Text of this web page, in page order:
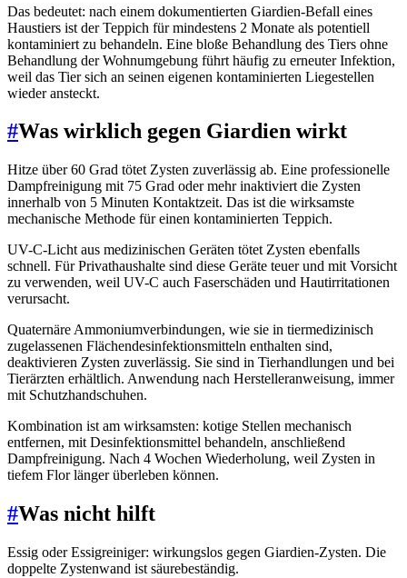
Das bedeutet: nach einem dokumentierten Giardien-Befall eines
Haustiers ist der Teppich für mindestens 2 Monate als potentiell
kontaminiert zu behandeln. Eine bloße Behandlung des Tiers ohne
Behandlung der Wohnumgebung führt häufig zu erneuter Infektion,
weil das Tier sich an seinen eigenen kontaminierten Liegestellen
wieder ansteckt.
#Was wirklich gegen Giardien wirkt
Hitze über 60 Grad tötet Zysten zuverlässig ab. Eine professionelle
Dampfreinigung mit 75 Grad oder mehr inaktiviert die Zysten
innerhalb von 5 Minuten Kontaktzeit. Das ist die wirksamste
mechanische Methode für einen kontaminierten Teppich.
UV-C-Licht aus medizinischen Geräten tötet Zysten ebenfalls
schnell. Für Privathaushalte sind diese Geräte teuer und mit Vorsicht
zu verwenden, weil UV-C auch Faserschäden und Hautirritationen
verursacht.
Quaternäre Ammoniumverbindungen, wie sie in tiermedizinisch
zugelassenen Flächendesinfektionsmitteln enthalten sind,
deaktivieren Zysten zuverlässig. Sie sind in Tierhandlungen und bei
Tierärzten erhältlich. Anwendung nach Herstelleranweisung, immer
mit Schutzhandschuhen.
Kombination ist am wirksamsten: kotige Stellen mechanisch
entfernen, mit Desinfektionsmittel behandeln, anschließend
Dampfreinigung. Nach 4 Wochen Wiederholung, weil Zysten in
tiefem Flor länger überleben können.
#Was nicht hilft
Essig oder Essigreiniger: wirkungslos gegen Giardien-Zysten. Die
doppelte Zystenwand ist säurebeständig.